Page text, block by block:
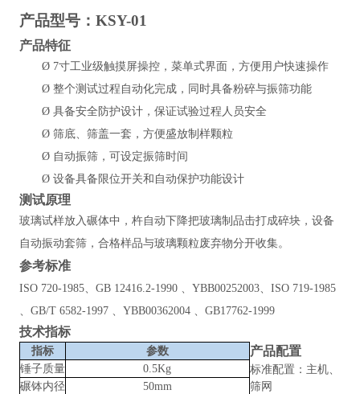
产品型号：KSY-01
产品特征
Ø 7寸工业级触摸屏操控，菜单式界面，方便用户快速操作
Ø 整个测试过程自动化完成，同时具备粉碎与振筛功能
Ø 具备安全防护设计，保证试验过程人员安全
Ø 筛底、筛盖一套，方便盛放制样颗粒
Ø 自动振筛，可设定振筛时间
Ø 设备具备限位开关和自动保护功能设计
测试原理
玻璃试样放入碾体中，杵自动下降把玻璃制品击打成碎块，设备
自动振动套筛，合格样品与玻璃颗粒废弃物分开收集。
参考标准
ISO 720-1985、GB 12416.2-1990 、YBB00252003、ISO 719-1985
、GB/T 6582-1997 、YBB00362004 、GB17762-1999
技术指标
指标
参数
锤子质量
0.5Kg
碾钵内径
50mm
产品配置
标准配置：主机、
筛网